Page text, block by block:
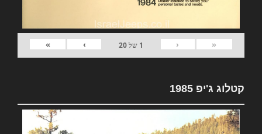
«
‹
1 של20
›
»
קטלוג ג'יפ 1985